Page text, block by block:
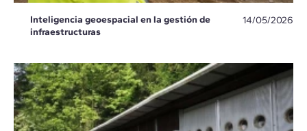
Inteligencia geoespacial en la gestión de
infraestructuras
14/05/2026